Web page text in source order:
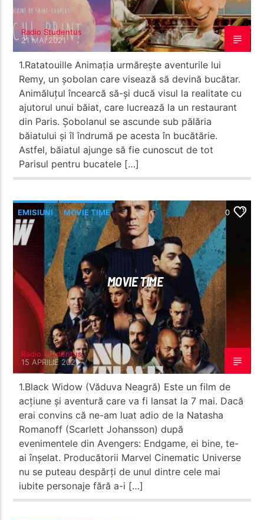
Radio Studentus
21 MAI 2021
1.Ratatouille Animația urmărește aventurile lui
Remy, un șobolan care visează să devină bucătar.
Animăluțul încearcă să-și ducă visul la realitate cu
ajutorul unui băiat, care lucrează la un restaurant
din Paris. Șobolanul se ascunde sub pălăria
băiatului și îl îndrumă pe acesta în bucătărie.
Astfel, băiatul ajunge să fie cunoscut de tot
Parisul pentru bucatele […]
EMISIUNI MOVIE TIME 0
MOVIE TIME
Radio Studentus
15 APRILIE 2021
1.Black Widow (Văduva Neagră) Este un film de
acțiune și aventură care va fi lansat la 7 mai. Dacă
erai convins că ne-am luat adio de la Natasha
Romanoff (Scarlett Johansson) după
evenimentele din Avengers: Endgame, ei bine, te-
ai înșelat. Producătorii Marvel Cinematic Universe
nu se puteau despărți de unul dintre cele mai
iubite personaje fără a-i […]